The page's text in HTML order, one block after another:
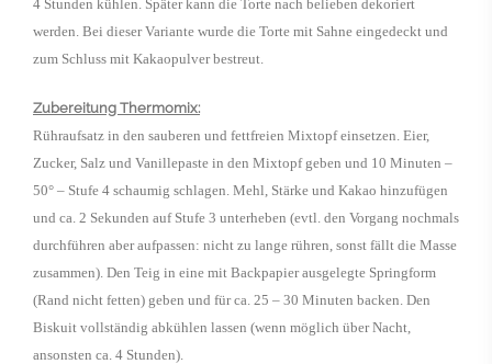
4 Stunden kühlen. Später kann die Torte nach belieben dekoriert
werden. Bei dieser Variante wurde die Torte mit Sahne eingedeckt und
zum Schluss mit Kakaopulver bestreut.
Zubereitung Thermomix:
Rühraufsatz in den sauberen und fettfreien Mixtopf einsetzen. Eier,
Zucker, Salz und Vanillepaste in den Mixtopf geben und 10 Minuten –
50° – Stufe 4 schaumig schlagen. Mehl, Stärke und Kakao hinzufügen
und ca. 2 Sekunden auf Stufe 3 unterheben (evtl. den Vorgang nochmals
durchführen aber aufpassen: nicht zu lange rühren, sonst fällt die Masse
zusammen). Den Teig in eine mit Backpapier ausgelegte Springform
(Rand nicht fetten) geben und für ca. 25 – 30 Minuten backen. Den
Biskuit vollständig abkühlen lassen (wenn möglich über Nacht,
ansonsten ca. 4 Stunden).